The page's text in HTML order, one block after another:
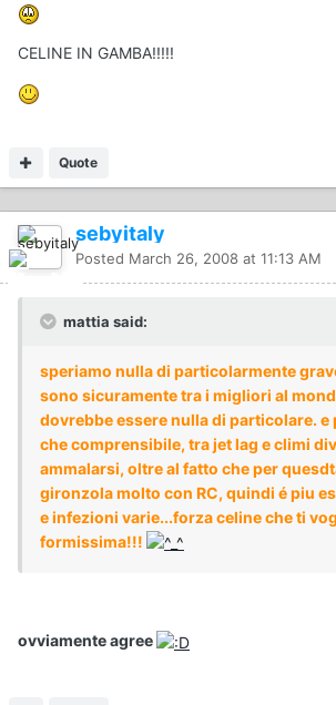
CELINE IN GAMBA!!!!!
Quote
sebyitaly
Posted March 26, 2008 at 11:13 AM
mattia said:
speriamo nulla di particolarmente
sono sicuramente tra i migliori al
dovrebbe essere nulla di particolare. e
che comprensibile, tra jet lag e climi
ammalarsi, oltre al fatto che per
gironzola molto con RC, quindi é piu
e infezioni varie...forza celine che ti
formissima!!!
ovviamente agree